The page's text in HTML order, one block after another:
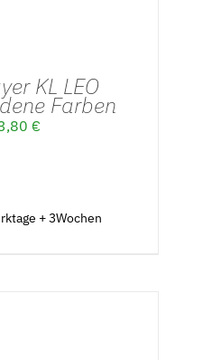
KL LEO
Farben
€
+ 3Wochen